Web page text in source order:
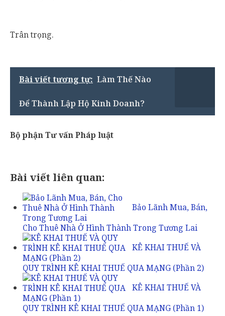
Trân trọng.
Bài viết tương tự: Làm Thế Nào
Để Thành Lập Hộ Kinh Doanh?
Bộ phận Tư vấn Pháp luật
Bài viết liên quan:
Bảo Lãnh Mua, Bán,
Cho Thuê Nhà Ở Hình Thành Trong Tương Lai
KÊ KHAI THUẾ VÀ
QUY TRÌNH KÊ KHAI THUẾ QUA MẠNG (Phần 2)
KÊ KHAI THUẾ VÀ
QUY TRÌNH KÊ KHAI THUẾ QUA MẠNG (Phần 1)